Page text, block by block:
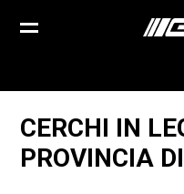
CERCHI IN
PROVINCIA DI